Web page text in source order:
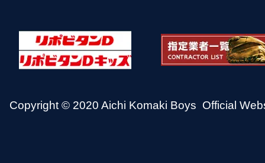
Copyright © 2020 Aichi Komaki Boys Official